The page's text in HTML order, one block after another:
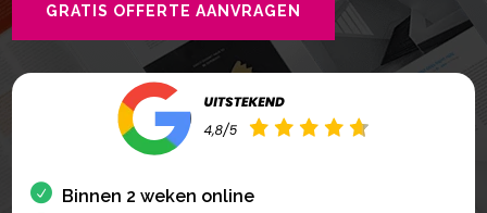
GRATIS OFFERTE AANVRAGEN
Binnen 2 weken online